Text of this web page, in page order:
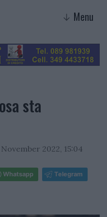
↓ Menu
sta
November 2022, 15:04
Whatsapp Telegram